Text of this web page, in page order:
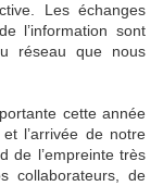
Les échanges
l’information sont
réseau que nous
cette année
l’arrivée de notre
de l’empreinte très
collaborateurs, de